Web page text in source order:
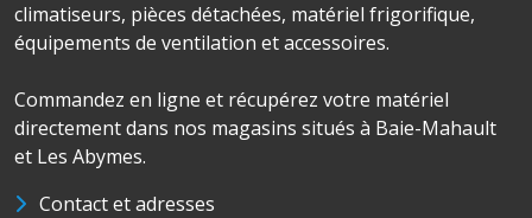
climatiseurs, pièces détachées, matériel frigorifique,
équipements de ventilation et accessoires.
Commandez en ligne et récupérez votre matériel
directement dans nos magasins situés à Baie-Mahault
et Les Abymes.
Contact et adresses